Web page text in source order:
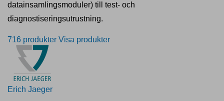
datainsamlingsmoduler) till test- och
diagnostiseringsutrustning.
716 produkter Visa produkter
Erich Jaeger